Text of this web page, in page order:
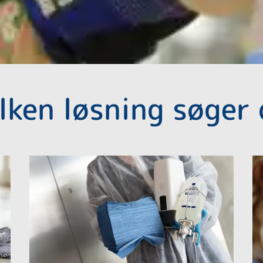
løsning søger